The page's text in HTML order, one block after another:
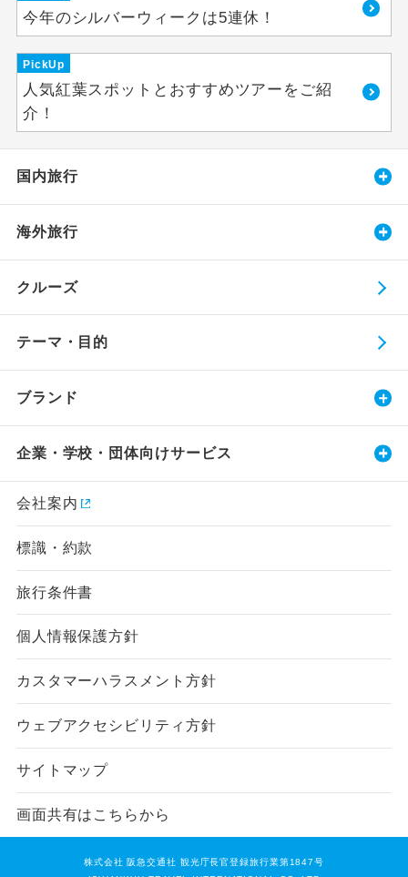
今年のシルバーウィークは5連休！
PickUp
人気紅葉スポットとおすすめツアーをご紹
介！
国内旅行
海外旅行
クルーズ
テーマ・目的
ブランド
企業・学校・団体向けサービス
会社案内
標識・約款
旅行条件書
個人情報保護方針
カスタマーハラスメント方針
ウェブアクセシビリティ方針
サイトマップ
画面共有はこちらから
株式会社 阪急交通社 観光庁長官登録旅行業第1847号